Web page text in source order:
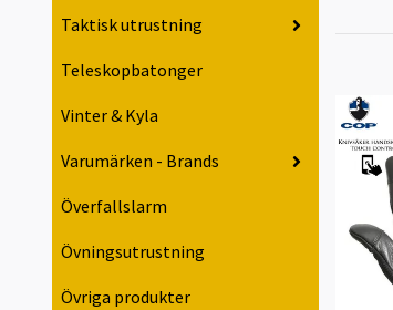
Taktisk utrustning
Teleskopbatonger
Vinter & Kyla
Varumärken - Brands
Överfallslarm
Övningsutrustning
Övriga produkter